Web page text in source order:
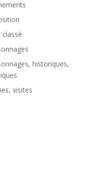
classé
historiques,
visites